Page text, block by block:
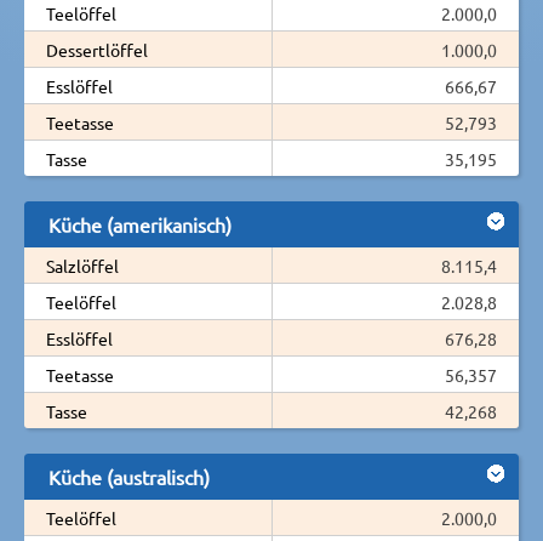
Teelöffel
2.000,0
Dessertlöffel
1.000,0
Esslöffel
666,67
Teetasse
52,793
Tasse
35,195
Küche (amerikanisch)
Salzlöffel
8.115,4
Teelöffel
2.028,8
Esslöffel
676,28
Teetasse
56,357
Tasse
42,268
Küche (australisch)
Teelöffel
2.000,0